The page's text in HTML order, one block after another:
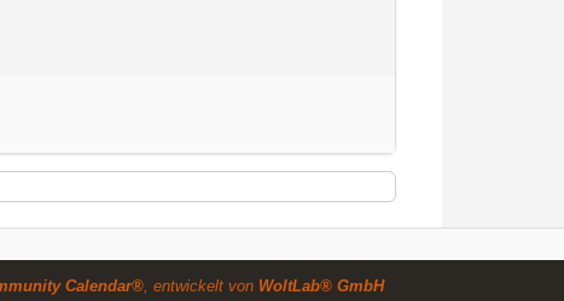
Calendar®, entwickelt von WoltLab® GmbH